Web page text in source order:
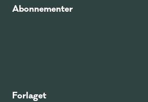
Abonnementer
Forlaget